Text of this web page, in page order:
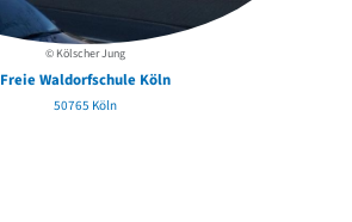
© Kölscher Jung
Freie Waldorfschule Köln
50765 Köln